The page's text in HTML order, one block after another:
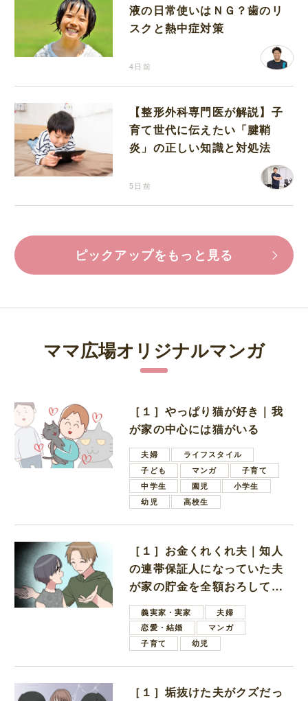
液の日常使いはＮＧ？歯のリ
スクと熱中症対策
4日前
【整形外科専門医が解説】子
育て世代に伝えたい「腱鞘
炎」の正しい知識と対処法
5日前
ピックアップをもっと見る
ママ広場オリジナルマンガ
［１］やっぱり猫が好き｜我
が家の中心には猫がいる
夫婦
ライフスタイル
子ども
マンガ
子育て
中学生
園児
小学生
幼児
高校生
［１］お金くれくれ夫｜知人
の連帯保証人になっていた夫
が家の貯金を全額おろしてほ
しいと言ってきた
義実家・実家
夫婦
恋愛・結婚
マンガ
子育て
幼児
［１］垢抜けた夫がクズだっ